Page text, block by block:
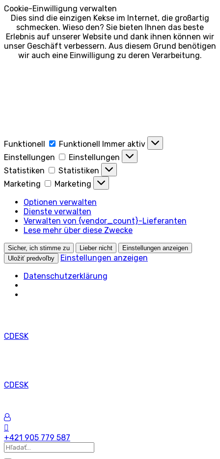
Cookie-Einwilligung verwalten
Dies sind die einzigen Kekse im Internet, die großartig
schmecken. Wieso den? Sie bieten Ihnen das beste
Erlebnis auf unserer Website und dank ihnen können wir
unser Geschäft verbessern. Aus diesem Grund benötigen
wir auch eine Einwilligung zu deren Verarbeitung.
Funktionell Funktionell Immer aktiv
Einstellungen
Einstellungen
Statistiken
Statistiken
Marketing
Marketing
Optionen verwalten
Dienste verwalten
Verwalten von {vendor_count}-Lieferanten
Lese mehr über diese Zwecke
Sicher, ich stimme zu Lieber nicht
Einstellungen anzeigen
Uložiť predvoľby
Einstellungen anzeigen
Datenschutzerklärung
CDESK
CDESK
+421 905 779 587